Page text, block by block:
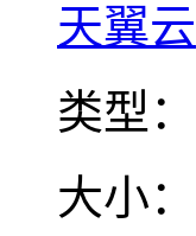
天翼云
类型：
大小：